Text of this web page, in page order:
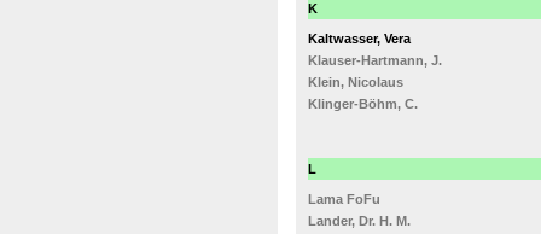
K
Kaltwasser, Vera
Klauser-Hartmann, J.
Klein, Nicolaus
Klinger-Böhm, C.
L
Lama FoFu
Lander, Dr. H. M.